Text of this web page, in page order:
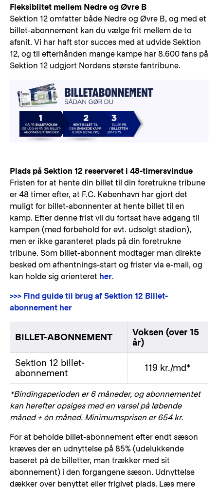
Fleksiblitet mellem Nedre og Øvre B
Sektion 12 omfatter både Nedre og Øvre B, og med et
billet-abonnement kan du vælge frit mellem de to
afsnit. Vi har haft stor succes med at udvide Sektion
12, og til efterhånden mange kampe har 8.600 fans på
Sektion 12 udgjort Nordens største fantribune.
Plads på Sektion 12 reserveret i 48-timersvindue
Fristen for at hente din billet til din foretrukne tribune
er 48 timer efter, at F.C. København har gjort det
muligt for billet-abonnenter at hente billet til en
kamp. Efter denne frist vil du fortsat have adgang til
kampen (med forbehold for evt. udsolgt stadion),
men er ikke garanteret plads på din foretrukne
tribune. Som billet-abonnent modtager man direkte
besked om afhentnings-start og frister via e-mail, og
kan holde sig orienteret her.
>>> Find guide til brug af Sektion 12 Billet-
abonnement her
BILLET-ABONNEMENT
Voksen (over 15
år)
Sektion 12 billet-
abonnement
119 kr./md*
*Bindingsperioden er 6 måneder, og abonnementet
kan herefter opsiges med en varsel på løbende
måned + én måned. Minimumsprisen er 654 kr.
For at beholde billet-abonnement efter endt sæson
kræves der en udnyttelse på 85% (udelukkende
baseret på de billetter, man trækker med sit
abonnement) i den forgangene sæson. Udnyttelse
dækker over benyttet eller frigivet plads. Læs mere